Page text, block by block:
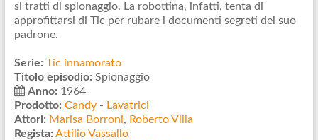
si tratti di spionaggio. La robottina, infatti, tenta di
approfittarsi di Tic per rubare i documenti segreti del suo
padrone.
Serie: Tic innamorato
Titolo episodio: Spionaggio
Anno: 1964
Prodotto: Candy- Lavatrici
Attori: Marisa Borroni, Roberto Villa
Regista: Attilio Vassallo